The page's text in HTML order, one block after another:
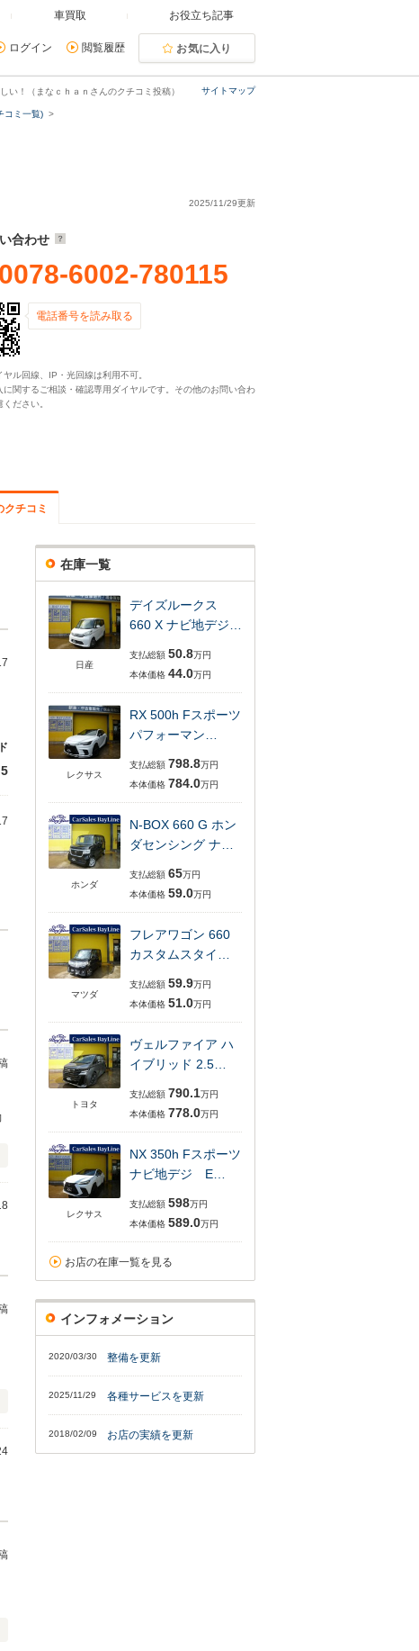
車買取 お役立ち記事
ログイン 閲覧履歴 お気に入り
サイトマップ
い！（まなｃｈａｎさんのクチコミ投稿）
コミ一覧)
2025/11/29更新
合わせ
0078-6002-780115
電話番号を読み取る
ル回線、IP・光回線は利用不可。
関するご相談・確認専用ダイヤルです。その他のお問い合わ
ださい。
クチコミ
5
在庫一覧
日産
デイズルークス
660 X ナビ地デジ…
支払総額 50.8万円
本体価格 44.0万円
レクサス
RX 500h Fスポーツ
パフォーマン…
支払総額 798.8万円
本体価格 784.0万円
ホンダ
N-BOX 660 G ホン
ダセンシング ナ…
支払総額 65万円
本体価格 59.0万円
マツダ
フレアワゴン 660
カスタムスタイ…
支払総額 59.9万円
本体価格 51.0万円
トヨタ
ヴェルファイア ハ
イブリッド 2.5…
支払総額 790.1万円
本体価格 778.0万円
レクサス
NX 350h Fスポーツ
ナビ地デジ E…
支払総額 598万円
本体価格 589.0万円
お店の在庫一覧を見る
インフォメーション
2020/03/30 整備を更新
2025/11/29 各種サービスを更新
2018/02/09 お店の実績を更新